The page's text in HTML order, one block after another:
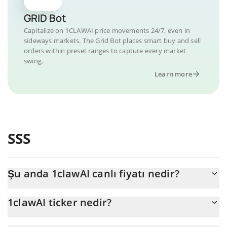
GRID Bot
Capitalize on 1CLAWAI price movements 24/7, even in
sideways markets. The Grid Bot places smart buy and sell
orders within preset ranges to capture every market
swing.
Learn more
SSS
Şu anda 1clawAI canlı fiyatı nedir?
1clawAI ticker nedir?